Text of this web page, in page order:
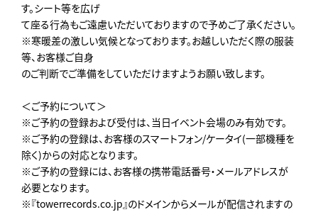
す。シート等を広げ
て座る行為もご遠慮いただいておりますので予めご了承ください。
※寒暖差の激しい気候となっております。お越しいただく際の服装
等、お客様ご自身
のご判断でご準備をしていただけますようお願い致します。
＜ご予約について＞
※ご予約の登録および受付は、当日イベント会場のみ有効です。
※ご予約の登録は、お客様のスマートフォン/ケータイ(一部機種を
除く)からの対応となります。
※ご予約の登録には、お客様の携帯電話番号・メールアドレスが
必要となります。
※『towerrecords.co.jp』のドメインからメールが配信されますの